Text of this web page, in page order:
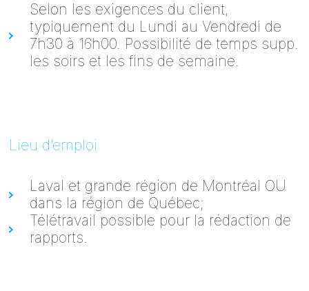
Selon les exigences du client,
typiquement du Lundi au Vendredi de
7h30 à 16h00. Possibilité de temps supp.
les soirs et les fins de semaine.
Lieu d’emploi
Laval et grande région de Montréal OU
dans la région de Québec;
Télétravail possible pour la rédaction de
rapports.